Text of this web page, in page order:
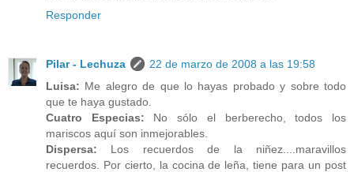
Responder
Pilar - Lechuza
22 de marzo de 2008 a las 19:58
Luisa: Me alegro de que lo hayas probado y sobre todo
que te haya gustado.
Cuatro Especias: No sólo el berberecho, todos los
mariscos aquí son inmejorables.
Dispersa: Los recuerdos de la niñez....maravillos
recuerdos. Por cierto, la cocina de leña, tiene para un post